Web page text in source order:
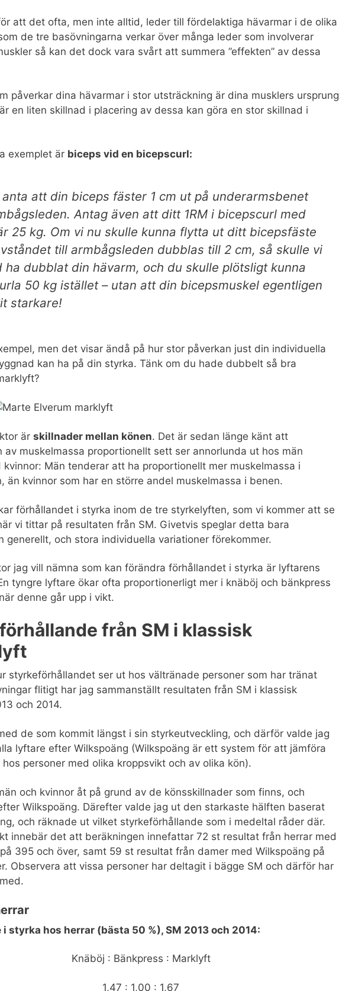
att det ofta, men inte alltid, leder till fördelaktiga hävarmar i de olika
de tre basövningarna verkar över många leder som involverar
så kan det dock vara svårt att summera ”effekten” av dessa
påverkar dina hävarmar i stor utsträckning är dina musklers ursprung
en liten skillnad i placering av dessa kan göra en stor skillnad i
exemplet är biceps vid en bicepscurl:
anta att din biceps fäster 1 cm ut på underarmsbenet
Antag även att ditt 1RM i bicepscurl med
25 kg. Om vi nu skulle kunna flytta ut ditt bicepsfäste
till armbågsleden dubblas till 2 cm, så skulle vi
ha dubblat din hävarm, och du skulle plötsligt kunna
50 kg istället – utan att din bicepsmuskel egentligen
starkare!
men det visar ändå på hur stor påverkan just din individuella
kan ha på din styrka. Tänk om du hade dubbelt så bra
är skillnader mellan könen. Det är sedan länge känt att
av muskelmassa proportionellt sett ser annorlunda ut hos män
Män tenderar att ha proportionellt mer muskelmassa i
än kvinnor som har en större andel muskelmassa i benen.
förhållandet i styrka inom de tre styrkelyften, som vi kommer att se
vi tittar på resultaten från SM. Givetvis speglar detta bara
generellt, och stora individuella variationer förekommer.
jag vill nämna som kan förändra förhållandet i styrka är lyftarens
tyngre lyftare ökar ofta proportionerligt mer i knäböj och bänkpress
denne går upp i vikt.
från SM i klassisk
styrkeförhållandet ser ut hos vältränade personer som har tränat
flitigt har jag sammanställt resultaten från SM i klassisk
och 2014.
de som kommit längst i sin styrkeutveckling, och därför valde jag
lyftare efter Wilkspoäng (Wilkspoäng är ett system för att jämföra
personer med olika kroppsvikt och av olika kön).
och kvinnor åt på grund av de könsskillnader som finns, och
Wilkspoäng. Därefter valde jag ut den starkaste hälften baserat
och räknade ut vilket styrkeförhållande som i medeltal råder där.
innebär det att beräkningen innefattar 72 st resultat från herrar med
395 och över, samt 59 st resultat från damer med Wilkspoäng på
Observera att vissa personer har deltagit i bägge SM och därför har
i styrka hos herrar (bästa 50 %), SM 2013 och 2014:
Knäböj : Bänkpress : Marklyft
1,47 : 1,00 : 1,67